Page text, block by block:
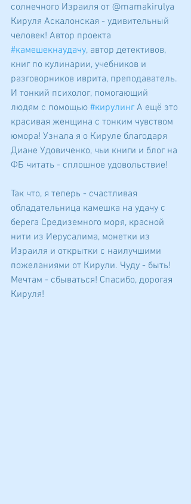
солнечного Израиля от @mamakirulya
Кируля Аскалонская - удивительный
человек! Автор проекта
#камешекнаудачу, автор детективов,
книг по кулинарии, учебников и
разговорников иврита, преподаватель.
И тонкий психолог, помогающий
людям с помощью #кирулинг А ещё это
красивая женщина с тонким чувством
юмора! Узнала я о Кируле благодаря
Диане Удовиченко, чьи книги и блог на
ФБ читать - сплошное удовольствие!
Так что, я теперь - счастливая
обладательница камешка на удачу с
берега Средиземного моря, красной
нити из Иерусалима, монетки из
Израиля и открытки с наилучшими
пожеланиями от Кирули. Чуду - быть!
Мечтам - сбываться! Спасибо, дорогая
Кируля!